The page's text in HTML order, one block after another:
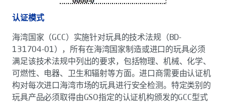
认证模式
海湾国家（GCC）实施针对玩具的技术法规（BD-
131704-01），所有在海湾国家制造或进口的玩具必须
满足该技术法规中列出的要求，包括物理、机械、化学、
可燃性、电器、卫生和辐射等方面。进口商需要由认证机
构对每次进口海湾市场的玩具进行安全检测。特定类别的
玩具产品必须取得由GSO指定的认证机构颁发的GCC型式